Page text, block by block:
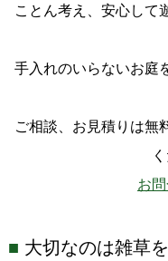
ことん考え、安心して
手入れのいらないお庭
ご相談、お見積りは無
お
大切なのは雑草